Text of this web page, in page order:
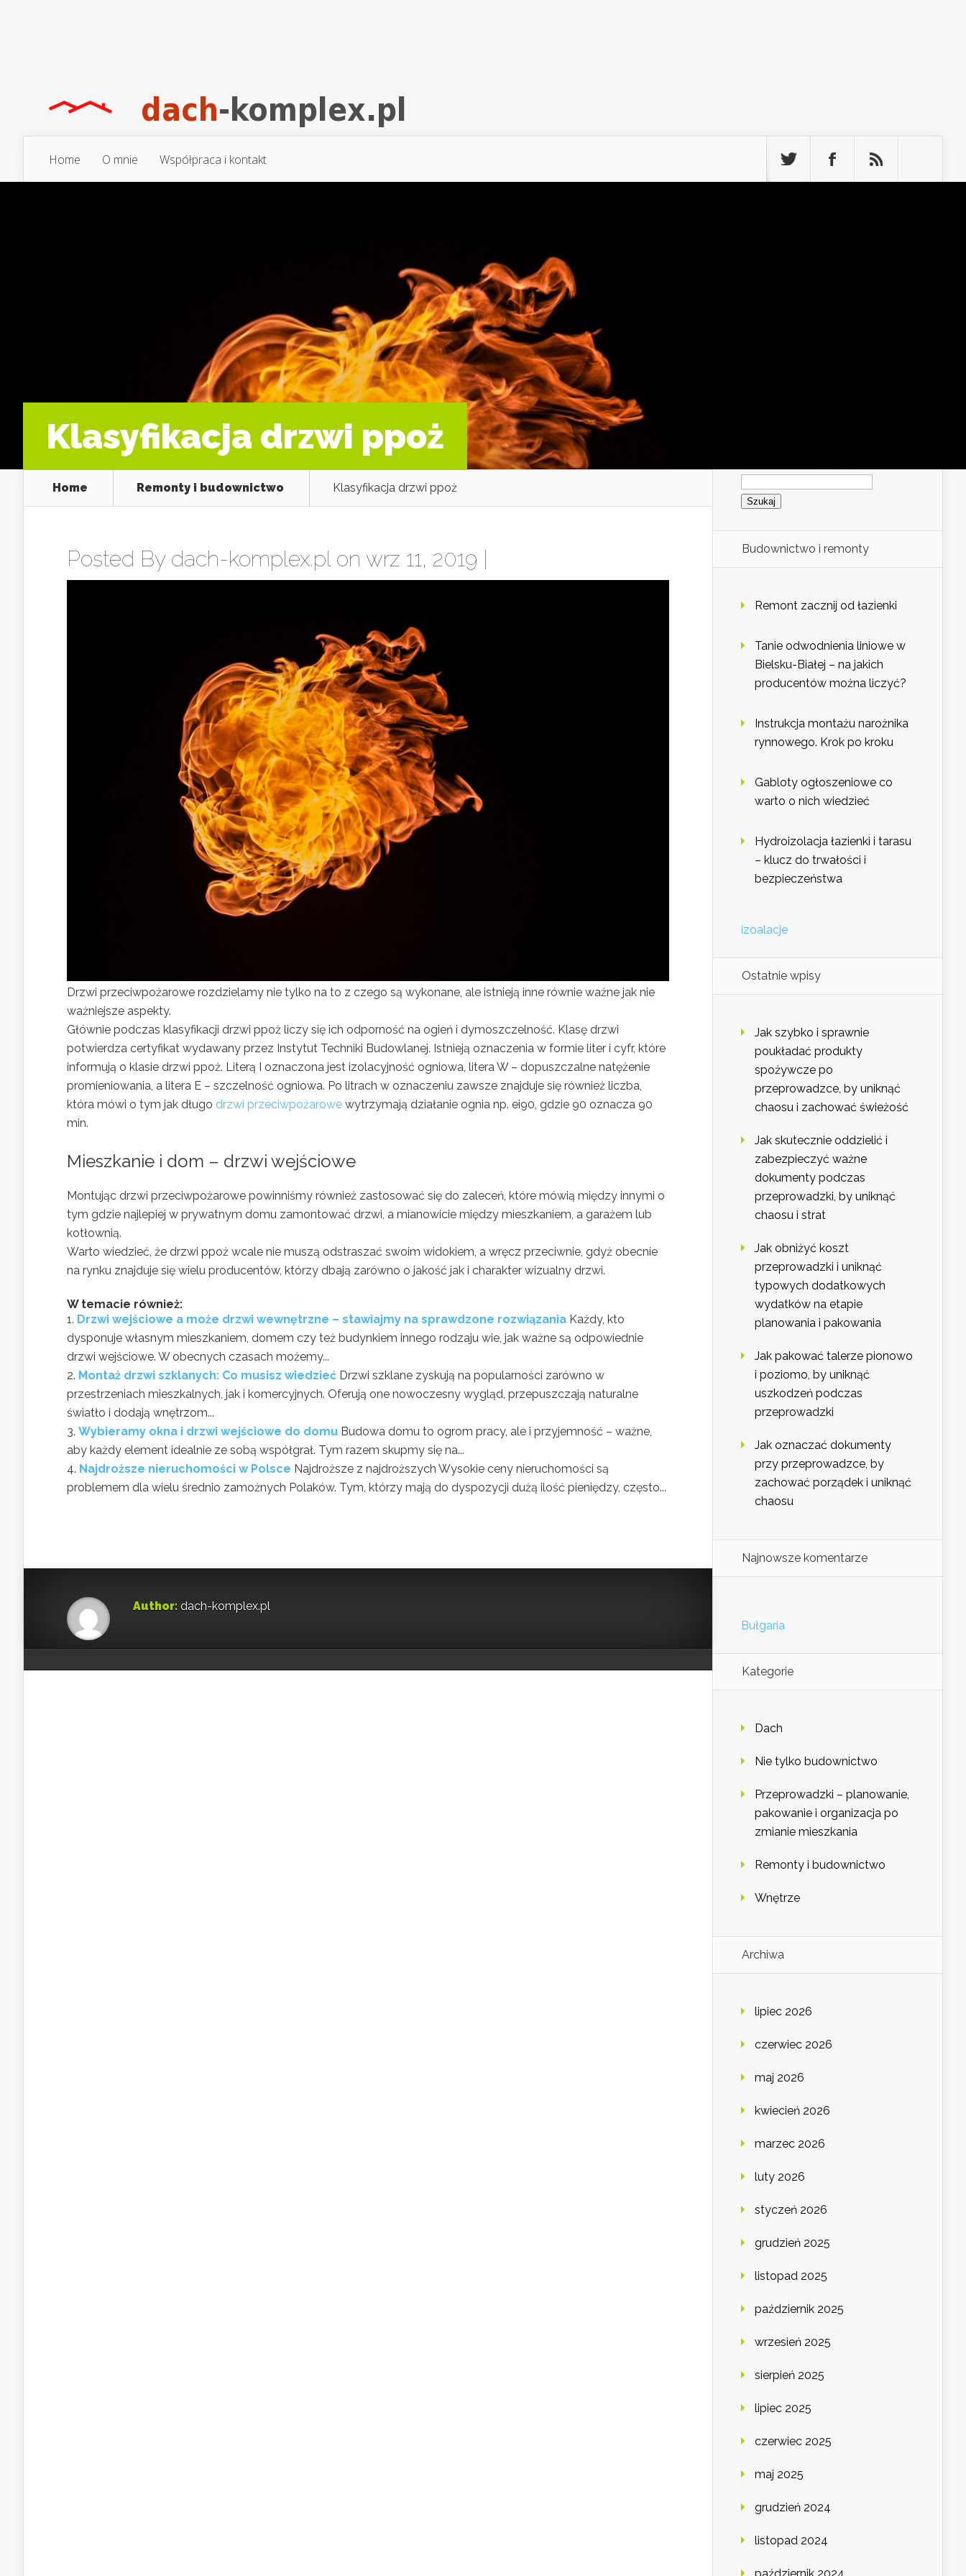
Home O mnie Współpraca i kontakt
Klasyfikacja drzwi ppoż
Home Remonty i budownictwo Klasyfikacja drzwi ppoż
Posted By dach-komplex.plon wrz 11, 2019 |
Drzwi przeciwpożarowe rozdzielamy nie tylko na to z czego są wykonane, ale istnieją inne równie ważne jak nie
ważniejsze aspekty.
Głównie podczas klasyfikacji drzwi ppoż liczy się ich odporność na ogień i dymoszczelność. Klasę drzwi
potwierdza certyfikat wydawany przez Instytut Techniki Budowlanej. Istnieją oznaczenia w formie liter i cyfr, które
informują o klasie drzwi ppoż. Literą I oznaczona jest izolacyjność ogniowa, litera W – dopuszczalne natężenie
promieniowania, a litera E – szczelność ogniowa. Po litrach w oznaczeniu zawsze znajduje się również liczba,
która mówi o tym jak długo drzwi przeciwpożarowe wytrzymają działanie ognia np. ei90, gdzie 90 oznacza 90
min.
Mieszkanie i dom – drzwi wejściowe
Montując drzwi przeciwpożarowe powinniśmy również zastosować się do zaleceń, które mówią między innymi o
tym gdzie najlepiej w prywatnym domu zamontować drzwi, a mianowicie między mieszkaniem, a garażem lub
kotłownią.
Warto wiedzieć, że drzwi ppoż wcale nie muszą odstraszać swoim widokiem, a wręcz przeciwnie, gdyż obecnie
na rynku znajduje się wielu producentów, którzy dbają zarówno o jakość jak i charakter wizualny drzwi.
W temacie również:
Drzwi wejściowe a może drzwi wewnętrzne – stawiajmy na sprawdzone rozwiązania Każdy, kto
dysponuje własnym mieszkaniem, domem czy też budynkiem innego rodzaju wie, jak ważne są odpowiednie
drzwi wejściowe. W obecnych czasach możemy...
Montaż drzwi szklanych: Co musisz wiedzieć Drzwi szklane zyskują na popularności zarówno w
przestrzeniach mieszkalnych, jak i komercyjnych. Oferują one nowoczesny wygląd, przepuszczają naturalne
światło i dodają wnętrzom...
Wybieramy okna i drzwi wejściowe do domu Budowa domu to ogrom pracy, ale i przyjemność – ważne,
aby każdy element idealnie ze sobą współgrał. Tym razem skupmy się na...
Najdroższe nieruchomości w Polsce Najdroższe z najdroższych Wysokie ceny nieruchomości są
problemem dla wielu średnio zamożnych Polaków. Tym, którzy mają do dyspozycji dużą ilość pieniędzy, często...
Author: dach-komplex.pl
Szukaj:
Budownictwo i remonty
Remont zacznij od łazienki
Tanie odwodnienia liniowe w
Bielsku-Białej – na jakich
producentów można liczyć?
Instrukcja montażu narożnika
rynnowego. Krok po kroku
Gabloty ogłoszeniowe co
warto o nich wiedzieć
Hydroizolacja łazienki i tarasu
– klucz do trwałości i
bezpieczeństwa
izoalacje
Ostatnie wpisy
Jak szybko i sprawnie
poukładać produkty
spożywcze po
przeprowadzce, by uniknąć
chaosu i zachować świeżość
Jak skutecznie oddzielić i
zabezpieczyć ważne
dokumenty podczas
przeprowadzki, by uniknąć
chaosu i strat
Jak obniżyć koszt
przeprowadzki i uniknąć
typowych dodatkowych
wydatków na etapie
planowania i pakowania
Jak pakować talerze pionowo
i poziomo, by uniknąć
uszkodzeń podczas
przeprowadzki
Jak oznaczać dokumenty
przy przeprowadzce, by
zachować porządek i uniknąć
chaosu
Najnowsze komentarze
Bułgaria
Kategorie
Dach
Nie tylko budownictwo
Przeprowadzki – planowanie,
pakowanie i organizacja po
zmianie mieszkania
Remonty i budownictwo
Wnętrze
Archiwa
lipiec 2026
czerwiec 2026
maj 2026
kwiecień 2026
marzec 2026
luty 2026
styczeń 2026
grudzień 2025
listopad 2025
październik 2025
wrzesień 2025
sierpień 2025
lipiec 2025
czerwiec 2025
maj 2025
grudzień 2024
listopad 2024